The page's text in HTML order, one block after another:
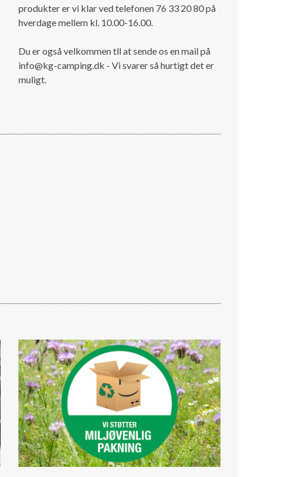
produkter er vi klar ved telefonen 76 33 20 80 på
hverdage mellem kl. 10.00-16.00.
Du er også velkommen tll at sende os en mail på
info@kg-camping.dk - Vi svarer så hurtigt det er
muligt.